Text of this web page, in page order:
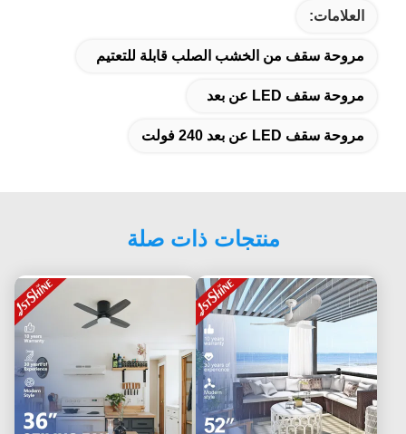
العلامات:
مروحة سقف من الخشب الصلب قابلة للتعتيم
مروحة سقف LED عن بعد
مروحة سقف LED عن بعد 240 فولت
منتجات ذات صلة